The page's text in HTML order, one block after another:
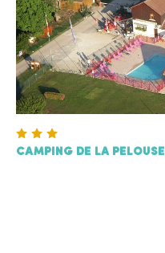
Camping de la Pelouse